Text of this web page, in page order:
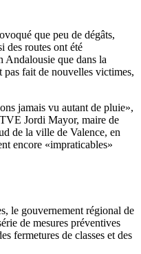
que peu de dégâts,
des routes ont été
Andalousie que dans la
fait de nouvelles victimes,
jamais vu autant de pluie»,
Jordi Mayor, maire de
de la ville de Valence, en
encore «impraticables»
le gouvernement régional de
de mesures préventives
fermetures de classes et des